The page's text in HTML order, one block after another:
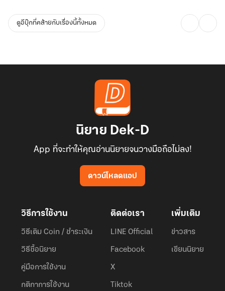
ดูอีบุ๊กที่คล้ายกับเรื่องนี้ทั้งหมด
นิยาย Dek-D
App ที่จะทำให้คุณอ่านนิยายจนวางมือถือไม่ลง!
ดาวน์โหลดแอป
วิธีการใช้งาน
วิธีเติม Coin / ชำระเงิน
วิธีซื้อนิยาย
คู่มือการใช้งาน
กติกาการใช้งาน
ติดต่อเรา
LINE Official
Facebook
X
Tiktok
เพิ่มเติม
ข่าวสาร
เขียนนิยาย